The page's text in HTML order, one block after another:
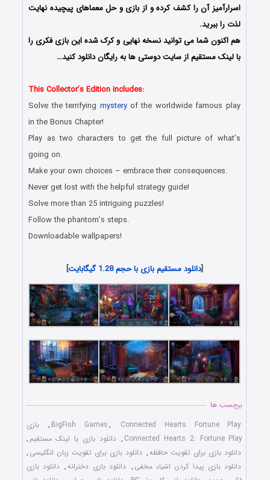
اسرارآمیز آن را کشف کرده و از بازی و حل معماهای پیچیده نهایت
لذت را ببرید.
هم اکنون شما می توانید نسخه نهایی و کرک شده این بازی فکری را
با لینک مستقیم از سایت دوستی ها به رایگان دانلود کنید…
This Collector’s Edition includes:
Solve the terrifying mysteryof the worldwide famous play
in the Bonus Chapter!
Play as two characters to get the full picture of what’s
going on.
Make your own choices – embrace their consequences.
Never get lost with the helpful strategy guide!
Solve more than 25 intriguing puzzles!
Follow the phantom’s steps.
Downloadable wallpapers!
[دانلود مستقیم بازی با حجم 1.28 گیگابایت ]
برچسب ها
BigFish Games, Connected Hearts Fortune Play
,
بازی
Connected Hearts 2: Fortune Play
, دانلود بازی با لينک مستقيم ,
دانلود بازی برای تقويت حافظه, دانلود بازی برای تقويت زبان انگليسی ,
دانلود بازی پيدا کردن اشياء مخفی , دانلود بازی دخترانه, دانلود بازی